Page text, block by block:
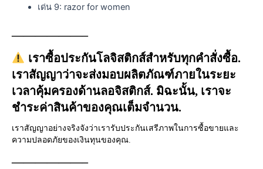
เด่น 9: razor for women
——————–
เราซื้อประกันโลจิสติกส์สำหรับทุกคำสั่งซื้อ.
เราสัญญาว่าจะส่งมอบผลิตภัณฑ์ภายในระยะ
เวลาคุ้มครองด้านลอจิสติกส์. มิฉะนั้น, เราจะ
ชำระค่าสินค้าของคุณเต็มจำนวน.
เราสัญญาอย่างจริงจังว่าเรารับประกันเสรีภาพในการซื้อขายและ
ความปลอดภัยของเงินทุนของคุณ.
——————–